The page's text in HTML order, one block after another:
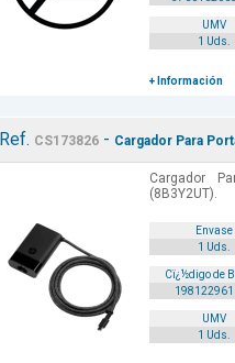
UMV
1 Uds.
+ Información
Ref. CS173826 - Cargador Para
Cargador
(8B3Y2UT).
Envase
1 Uds.
Cï¿½digo de
UMV
1 Uds.